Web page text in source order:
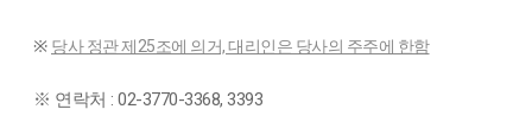
※ 당사 정관 제25조에 의거, 대리인은 당사의 주주에 한함
※ 연락처 : 02-3770-3368, 3393